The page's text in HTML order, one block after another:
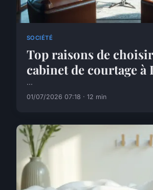
SOCIÉTÉ
Top raisons de
cabinet de courtage à
...
01/07/2026 07:18 · 12 min